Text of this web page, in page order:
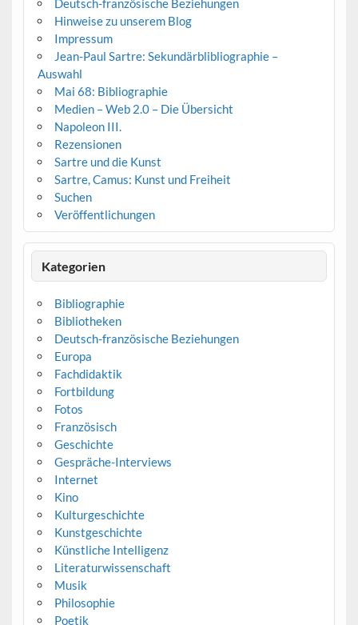
Deutsch-französische Beziehungen
Hinweise zu unserem Blog
Impressum
Jean-Paul Sartre: Sekundärblibliographie –
Auswahl
Mai 68: Bibliographie
Medien – Web 2.0 – Die Übersicht
Napoleon III.
Rezensionen
Sartre und die Kunst
Sartre, Camus: Kunst und Freiheit
Suchen
Veröffentlichungen
Kategorien
Bibliographie
Bibliotheken
Deutsch-französische Beziehungen
Europa
Fachdidaktik
Fortbildung
Fotos
Französisch
Geschichte
Gespräche-Interviews
Internet
Kino
Kulturgeschichte
Kunstgeschichte
Künstliche Intelligenz
Literaturwissenschaft
Musik
Philosophie
Poetik